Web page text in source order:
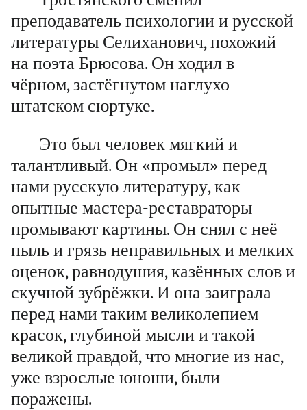
преподаватель психологии и русской
литературы Селиханович, похожий
на поэта Брюсова. Он ходил в
чёрном, застёгнутом наглухо
штатском сюртуке.
Это был человек мягкий и
талантливый. Он «промыл» перед
нами русскую литературу, как
опытные мастера-реставраторы
промывают картины. Он снял с неё
пыль и грязь неправильных и мелких
оценок, равнодушия, казённых слов и
скучной зубрёжки. И она заиграла
перед нами таким великолепием
красок, глубиной мысли и такой
великой правдой, что многие из нас,
уже взрослые юноши, были
поражены.